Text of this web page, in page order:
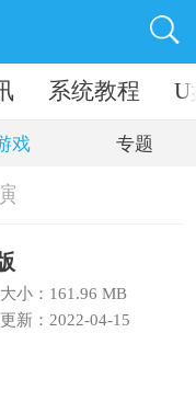
系统教程 U
戏 专题
大小：161.96 MB
更新：2022-04-15